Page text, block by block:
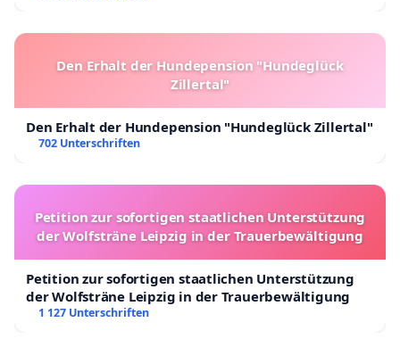
Den Erhalt der Hundepension "Hundeglück
Zillertal"
Den Erhalt der Hundepension "Hundeglück Zillertal"
702 Unterschriften
Petition zur sofortigen staatlichen Unterstützung
der Wolfsträne Leipzig in der Trauerbewältigung
Petition zur sofortigen staatlichen Unterstützung
der Wolfsträne Leipzig in der Trauerbewältigung
1 127 Unterschriften